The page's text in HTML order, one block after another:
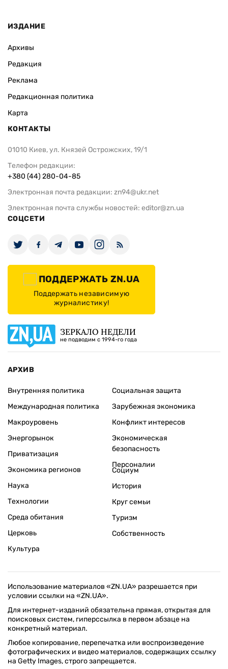
ИЗДАНИЕ
Архивы
Редакция
Реклама
Редакционная политика
Карта
КОНТАКТЫ
01010 Киев, ул. Князей Острожских, 19/1
Телефон редакции:
+380 (44) 280-04-85
Электронная почта редакции: zn94@ukr.net
Электронная почта службы новостей: editor@zn.ua
СОЦСЕТИ
ПОДДЕРЖАТЬ ZN.UA
Поддержать независимую
журналистику!
ЗЕРКАЛО НЕДЕЛИ
не подводим с 1994-го года
АРХИВ
Внутренняя политика
Международная политика
Макроуровень
Энергорынок
Приватизация
Экономика регионов
Социальная защита
Зарубежная экономика
Конфликт интересов
Экономическая
безопасность
Персоналии
Наука
Технологии
Среда обитания
Церковь
Культура
Социум
История
Круг семьи
Туризм
Собственность
Использование материалов «ZN.UA» разрешается при
условии ссылки на «ZN.UA».
Для интернет-изданий обязательна прямая, открытая для
поисковых систем, гиперссылка в первом абзаце на
конкретный материал.
Любое копирование, перепечатка или воспроизведение
фотографических и видео материалов, содержащих ссылку
на Getty Images, строго запрещается.